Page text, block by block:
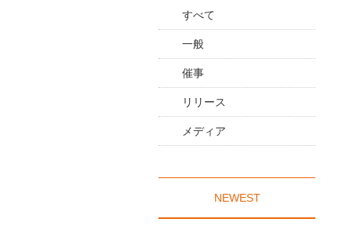
すべて
一般
催事
リリース
メディア
NEWEST